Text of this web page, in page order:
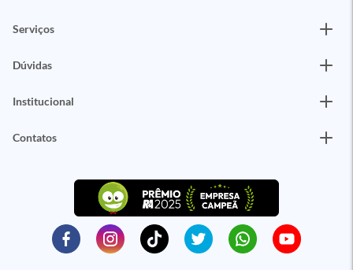
Serviços
Dúvidas
Institucional
Contatos